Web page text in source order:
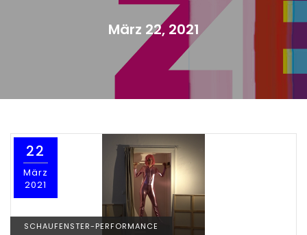
März 22, 2021
22
März
2021
SCHAUFENSTER-PERFORMANCE